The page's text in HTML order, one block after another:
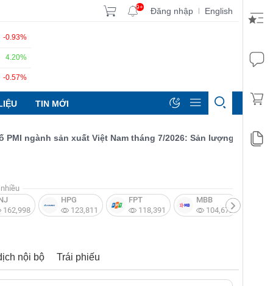
9+ Đăng nhập | English
-0.93%
4.20%
-0.57%
TIN MỚI
ngành sản xuất Việt Nam tháng 7/2026: Sản lượng, số lượng
162,998
HPG
123,811
FPT
118,391
MBB
104,672
nội bộ Trái phiếu